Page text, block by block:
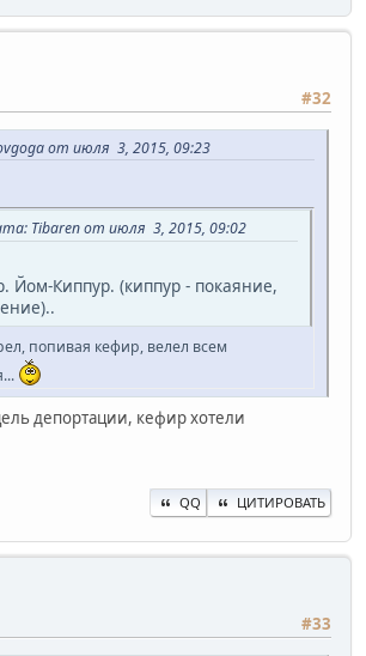
#32
от июля 3, 2015, 09:23
Tibaren от июля 3, 2015, 09:02
Йом-Киппур. (киппур - покаяние,
попивая кефир, велел всем
депортации, кефир хотели
QQ ЦИТИРОВАТЬ
#33